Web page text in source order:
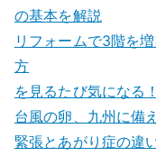
の基本を解説
リフォームで3階を
方
を見るたび気になる
台風の卵、九州に備
緊張とあがり症の違